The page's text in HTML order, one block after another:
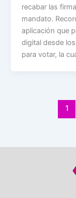
recabar las
mandato.
aplicación que
digital desde
para votar, la
1